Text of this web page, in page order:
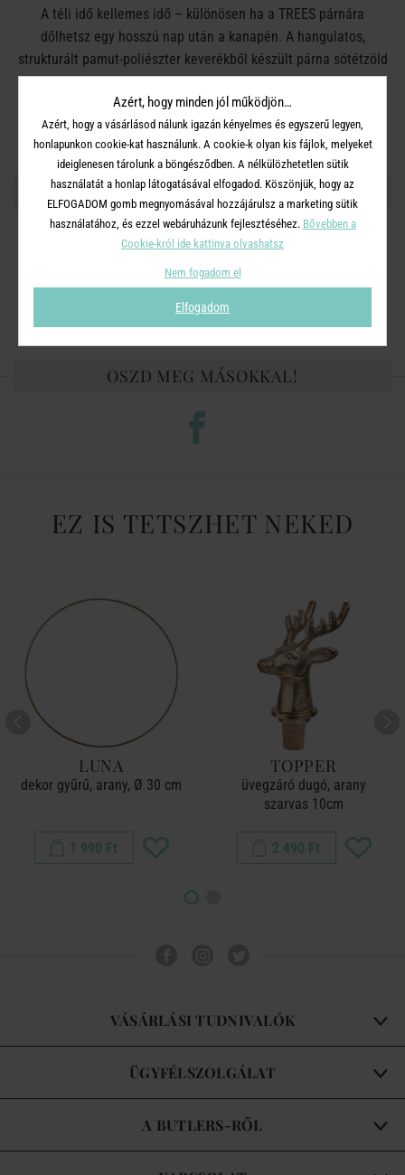
A téli idő kellemes idő – különösen ha a TREES párnára
dőlhetsz egy hosszú nap után a kanapén. A hangulatos,
strukturált pamut-poliészter keverékből készült párna sötétzöld
fenyőfa mintával azonnal ünnepi hangulatba hoz. Jól
kombinálható fából készült dekorációkkal és olyan klasszikus
karácsonyi színekkel, mint például a piros. Hozzáillő takaró is
található a kínálatunkban.
RÉSZLETES INFORMÁCIÓK
Méret:Hosszúság 50 x Szélesség 50 cm
Anyag:Huzat: 50% Pamut, 50% Poliészter, Töltet: 100%
Poliészter
OSZD MEG MÁSOKKAL!
EZ IS TETSZHET NEKED
LUNA
dekor gyűrű, arany, Ø 30 cm
1 990 Ft
TOPPER
üvegzáró dugó, arany
szarvas 10cm
2 490 Ft
VÁSÁRLÁSI TUDNIVALÓK
ÜGYFÉLSZOLGÁLAT
A BUTLERS-RŐL
Azért, hogy minden jól működjön…
Azért, hogy a vásárlásod nálunk igazán kényelmes és egyszerű legyen,
honlapunkon cookie-kat használunk. A cookie-k olyan kis fájlok, melyeket
ideiglenesen tárolunk a böngésződben. A nélkülözhetetlen sütik
használatát a honlap látogatásával elfogadod. Köszönjük, hogy az
ELFOGADOM gomb megnyomásával hozzájárulsz a marketing sütik
használatához, és ezzel webáruházunk fejlesztéséhez. Bővebben a
Cookie-król ide kattinva olvashatsz
Nem fogadom el
Elfogadom